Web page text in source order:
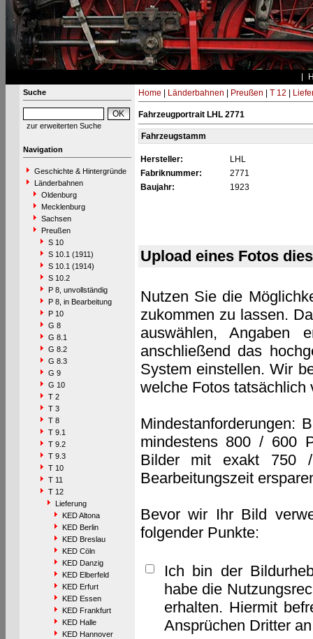
Suche
zur erweiterten Suche
Navigation
Geschichte & Hintergründe
Länderbahnen
Oldenburg
Mecklenburg
Sachsen
Preußen
S 10
S 10.1 (1911)
S 10.1 (1914)
S 10.2
P 8, unvollständig
P 8, in Bearbeitung
P 10
G 8
G 8.1
G 8.2
G 8.3
G 9
G 10
T 2
T 3
T 8
T 9.1
T 9.2
T 9.3
T 10
T 11
T 12
Lieferung
KED Altona
KED Berlin
KED Breslau
KED Cöln
KED Danzig
KED Elberfeld
KED Erfurt
KED Essen
KED Frankfurt
KED Halle
KED Hannover
Home Länderbahnen Preußen T 12
Fahrzeugportrait LHL 2771
Fahrzeugstamm
Hersteller:
LHL
Fabriknummer:
2771
Baujahr:
1923
Upload eines Fotos
Nutzen Sie die
zukommen zu lassen.
auswählen, Angaben
anschließend das
System einstellen. Wir
welche Fotos tatsächlich
Mindestanforderungen:
mindestens 800 / 600
Bilder mit exakt 750
Bearbeitungszeit
Bevor wir Ihr Bild
folgender Punkte:
Ich bin der
habe die
erhalten. Hiermit
Ansprüchen Dritter